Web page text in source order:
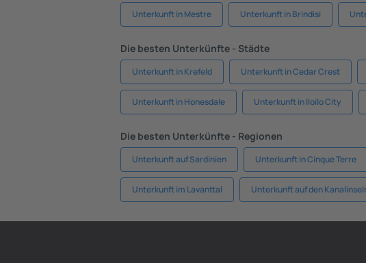
Unterkunft in Mestre Unterkunft in Brindisi
Die besten Unterkünfte - Städte
Unterkunft in Krefeld Unterkunft in Cedar Crest
Unterkunft in Honesdale Unterkunft in Iloilo City
Die besten Unterkünfte - Regionen
Unterkunft auf Sardinien Unterkunft in Cinque Terre
Unterkunft im Lavanttal Unterkunft auf den